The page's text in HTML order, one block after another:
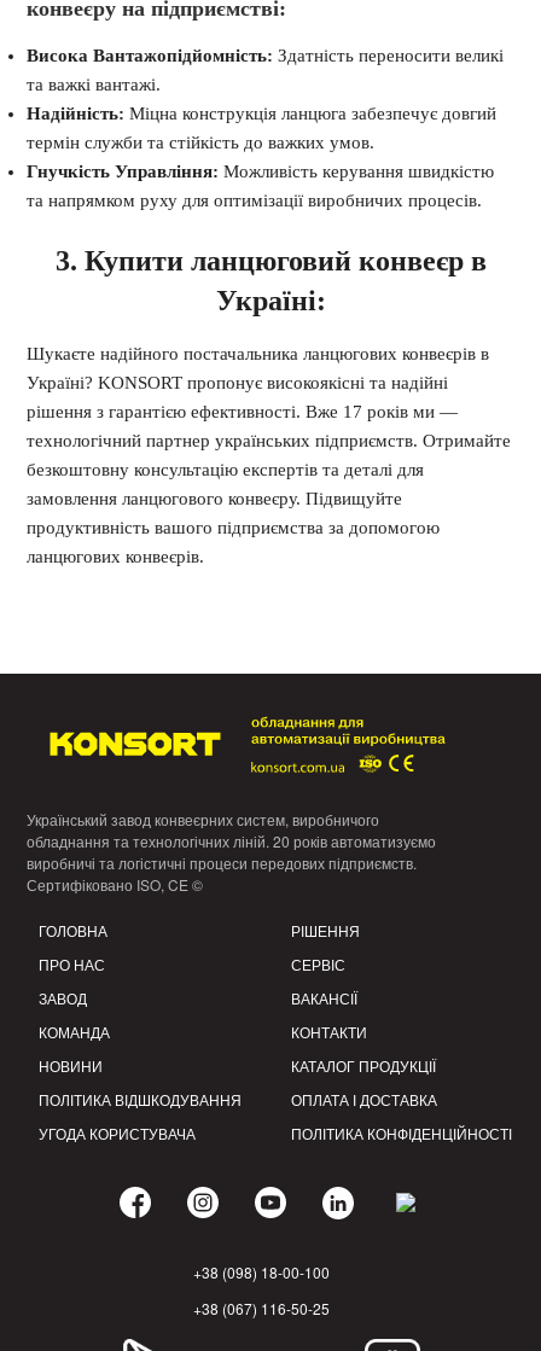
конвеєру на підприємстві:
Висока Вантажопідйомність: Здатність переносити великі
та важкі вантажі.
Надійність: Міцна конструкція ланцюга забезпечує довгий
термін служби та стійкість до важких умов.
Гнучкість Управління: Можливість керування швидкістю
та напрямком руху для оптимізації виробничих процесів.
3. Купити ланцюговий конвеєр в
Україні:
Шукаєте надійного постачальника ланцюгових конвеєрів в
Україні? KONSORT пропонує високоякісні та надійні
рішення з гарантією ефективності. Вже 17 років ми —
технологічний партнер українських підприємств. Отримайте
безкоштовну консультацію експертів та деталі для
замовлення ланцюгового конвеєру. Підвищуйте
продуктивність вашого підприємства за допомогою
ланцюгових конвеєрів.
Український завод конвеєрних систем, виробничого
обладнання та технологічних ліній. 20 років автоматизуємо
виробничі та логістичні процеси передових підприємств.
Сертифіковано ISO, CE ©
ГОЛОВНА
ПРО НАС
ЗАВОД
КОМАНДА
НОВИНИ
ПОЛІТИКА ВІДШКОДУВАННЯ
УГОДА КОРИСТУВАЧА
РІШЕННЯ
СЕРВІС
ВАКАНСІЇ
КОНТАКТИ
КАТАЛОГ ПРОДУКЦІЇ
ОПЛАТА І ДОСТАВКА
ПОЛІТИКА КОНФІДЕНЦІЙНОСТІ
+38 (098) 18-00-100
+38 (067) 116-50-25